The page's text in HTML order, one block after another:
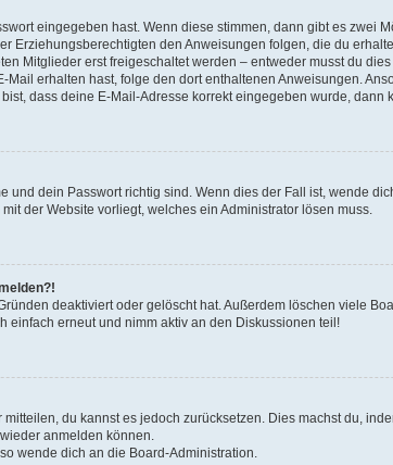
eingegeben hast. Wenn diese stimmen, dann gibt es zwei
Erziehungsberechtigten den Anweisungen folgen, die du
Mitglieder erst freigeschaltet werden – entweder musst du
erhalten hast, folge den dort enthaltenen Anweisungen.
dass deine E-Mail-Adresse korrekt eingegeben wurde, dann
dein Passwort richtig sind. Wenn dies der Fall ist, wende
der Website vorliegt, welches ein Administrator lösen muss.
deaktiviert oder gelöscht hat. Außerdem löschen viele
erneut und nimm aktiv an den Diskussionen teil!
du kannst es jedoch zurücksetzen. Dies machst du,
anmelden können.
wende dich an die Board-Administration.